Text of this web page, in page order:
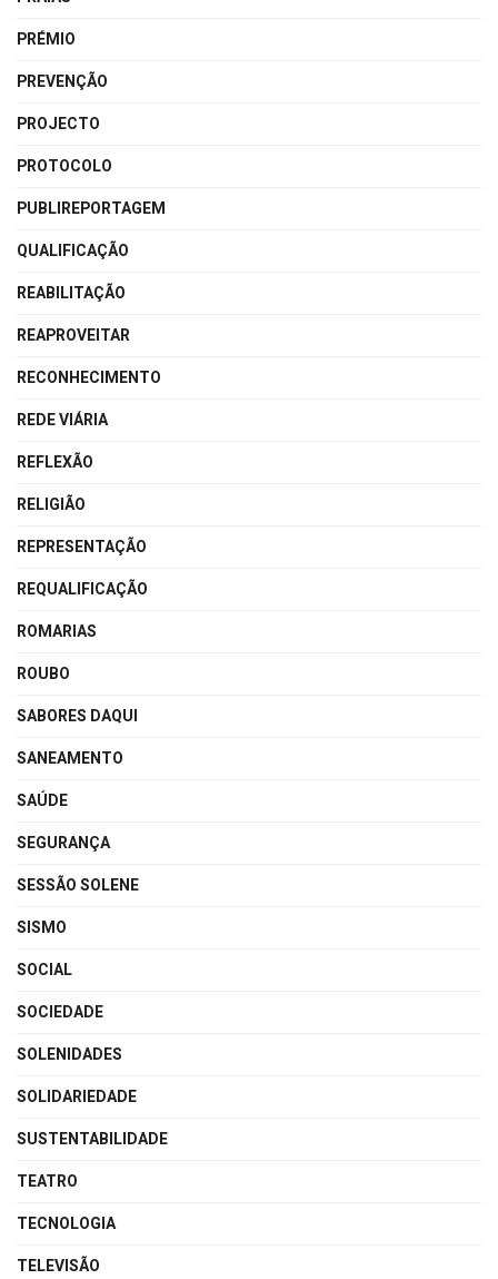
PRÉMIO
PREVENÇÃO
PROJECTO
PROTOCOLO
PUBLIREPORTAGEM
QUALIFICAÇÃO
REABILITAÇÃO
REAPROVEITAR
RECONHECIMENTO
REDE VIÁRIA
REFLEXÃO
RELIGIÃO
REPRESENTAÇÃO
REQUALIFICAÇÃO
ROMARIAS
ROUBO
SABORES DAQUI
SANEAMENTO
SAÚDE
SEGURANÇA
SESSÃO SOLENE
SISMO
SOCIAL
SOCIEDADE
SOLENIDADES
SOLIDARIEDADE
SUSTENTABILIDADE
TEATRO
TECNOLOGIA
TELEVISÃO